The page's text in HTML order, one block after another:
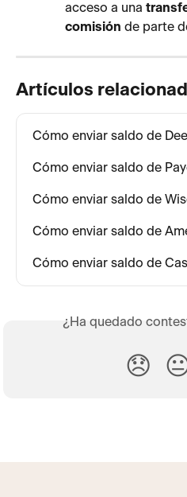
acceso a una
comisión de parte
Artículos
Cómo enviar saldo de
Cómo enviar saldo de
Cómo enviar saldo de
Cómo enviar saldo de
Cómo enviar saldo de
¿Ha quedado
😞